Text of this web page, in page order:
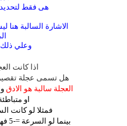
هى فقط لتحديد
الاشارة السالبة هنا
وعلي ذلك
اذا كانت
هل تسمى عجلة
العجلة سالبة هو الادق
او
فمثلا لو كانت السرعة =5 فهنا